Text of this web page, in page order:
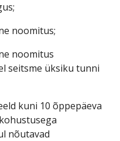
noomitus;
noomitus
seitsme üksiku tunni
kuni 10 õppepäeva
nõutavad